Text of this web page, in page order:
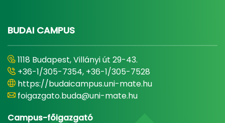
BUDAI CAMPUS
1118 Budapest, Villányi út 29-43.
+36-1/305-7354, +36-1/305-7528
https://budaicampus.uni-mate.hu
foigazgato.buda@uni-mate.hu
Campus-főigazgató